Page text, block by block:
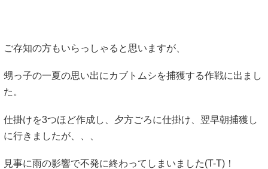
ご存知の方もいらっしゃると思いますが、
甥っ子の一夏の思い出にカブトムシを捕獲する作戦に出まし
た。
仕掛けを3つほど作成し、夕方ごろに仕掛け、翌早朝捕獲し
に行きましたが、、、
見事に雨の影響で不発に終わってしまいました(T-T)！